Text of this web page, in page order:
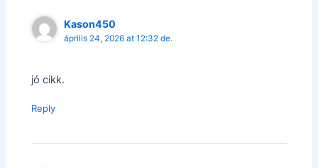
Kason450
április 24, 2026 at 12:32 de.
jó cikk.
Reply